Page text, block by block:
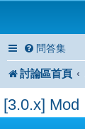
問答集
討論區首頁
[3.0.x] Mod